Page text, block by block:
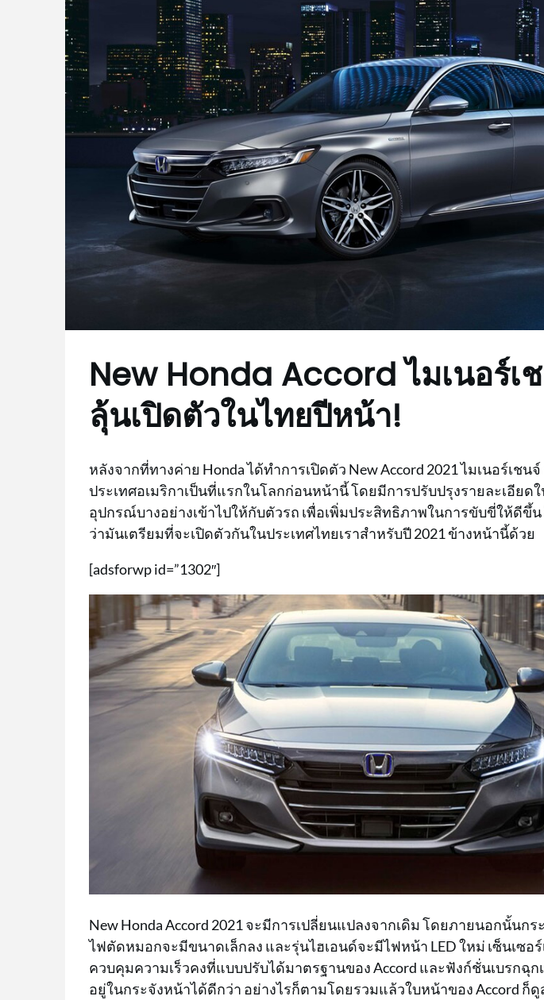
New Honda Accord ไมเนอร์เ
ลุ้นเปิดตัวในไทยปีหน้า!
หลังจากที่ทางค่าย Honda ได้ทำการเปิดตัว New Accord 2021 ไมเนอร์เชน
ประเทศอเมริกาเป็นที่แรกในโลกก่อนหน้านี้ โดยมีการปรับปรุงรายละเอียด
อุปกรณ์บางอย่างเข้าไปให้กับตัวรถ เพื่อเพิ่มประสิทธิภาพในการขับขี่ให้ดีขึ้
ว่ามันเตรียมที่จะเปิดตัวกันในประเทศไทยเราสำหรับปี 2021 ข้างหน้านี้ด้วย
[adsforwp id=”1302″]
New Honda Accord 2021 จะมีการเปลี่ยนแปลงจากเดิม โดยภายนอกนั้นก
ไฟตัดหมอกจะมีขนาดเล็กลง และรุ่นไฮเอนด์จะมีไฟหน้า LED ใหม่ เซ็นเซอ
ควบคุมความเร็วคงที่แบบปรับได้มาตรฐานของ Accord และฟังก์ชั่นเบรกฉุ
อยู่ในกระจังหน้าได้ดีกว่า อย่างไรก็ตามโดยรวมแล้วใบหน้าของ Accord ก็